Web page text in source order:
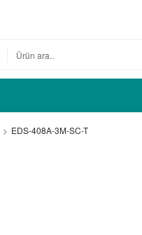
EDS-408A-3M-SC-T